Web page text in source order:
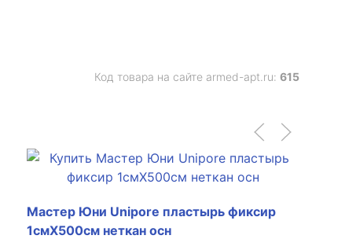
Код товара на сайте armed-apt.ru: 615
Мастер Юни Unipore пластырь фиксир
1смX500см неткан осн